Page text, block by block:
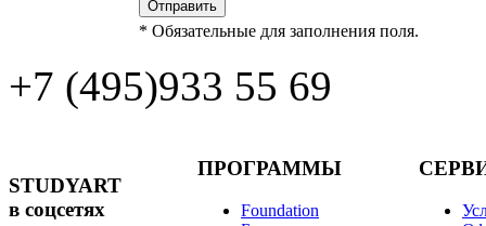
* Обязательные для заполнения поля.
+7 (495)933 55 69
STUDYART
в соцсетях
ПРОГРАММЫ
Foundation